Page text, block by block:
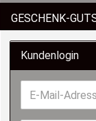
GESCHENK-
BEKLEIDUNG
BISSANZEIGER
Kundenlogin